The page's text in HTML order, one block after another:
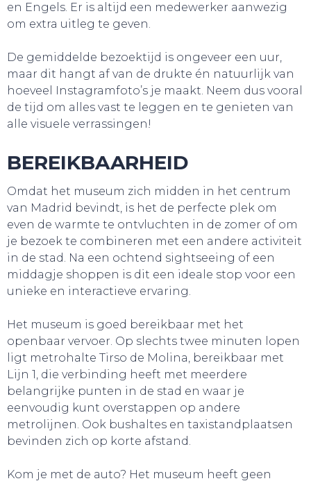
SLAAP LEKKER!
SNUIF CULTUUR!
en Engels. Er is altijd een medewerker aanwezig
om extra uitleg te geven.
De gemiddelde bezoektijd is ongeveer een uur,
maar dit hangt af van de drukte én natuurlijk van
hoeveel Instagramfoto’s je maakt. Neem dus vooral
de tijd om alles vast te leggen en te genieten van
alle visuele verrassingen!
BEREIKBAARHEID
Omdat het museum zich midden in het centrum
van Madrid bevindt, is het de perfecte plek om
even de warmte te ontvluchten in de zomer of om
je bezoek te combineren met een andere activiteit
in de stad. Na een ochtend sightseeing of een
middagje shoppen is dit een ideale stop voor een
unieke en interactieve ervaring.
Het museum is goed bereikbaar met het
openbaar vervoer. Op slechts twee minuten lopen
ligt metrohalte Tirso de Molina, bereikbaar met
Lijn 1, die verbinding heeft met meerdere
belangrijke punten in de stad en waar je
eenvoudig kunt overstappen op andere
metrolijnen. Ook bushaltes en taxistandplaatsen
bevinden zich op korte afstand.
Kom je met de auto? Het museum heeft geen